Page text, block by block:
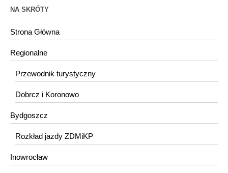
NA SKRÓTY
Strona Główna
Regionalne
Przewodnik turystyczny
Dobrcz i Koronowo
Bydgoszcz
Rozkład jazdy ZDMiKP
Inowrocław